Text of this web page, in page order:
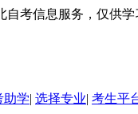
考信息服务，仅供
助学| 选择专业| 考生平